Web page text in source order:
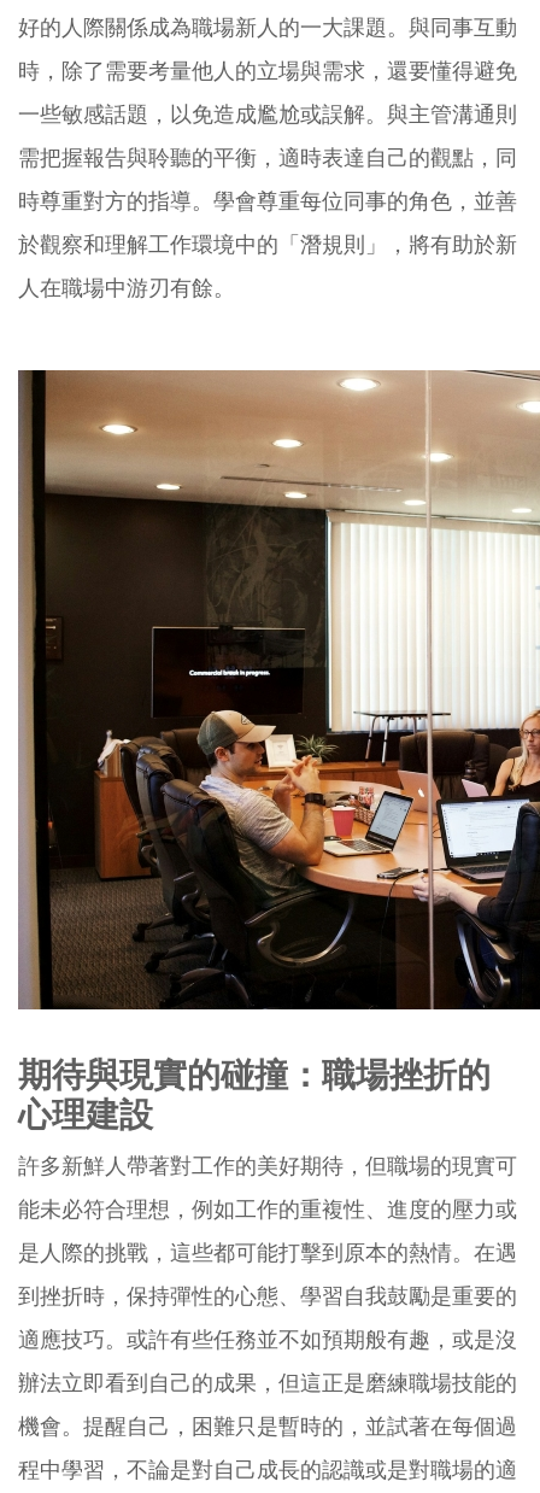
好的人際關係成為職場新人的一大課題。與同事互動
時，除了需要考量他人的立場與需求，還要懂得避免
一些敏感話題，以免造成尷尬或誤解。與主管溝通則
需把握報告與聆聽的平衡，適時表達自己的觀點，同
時尊重對方的指導。學會尊重每位同事的角色，並善
於觀察和理解工作環境中的「潛規則」，將有助於新
人在職場中游刃有餘。
期待與現實的碰撞：職場挫折的
心理建設
許多新鮮人帶著對工作的美好期待，但職場的現實可
能未必符合理想，例如工作的重複性、進度的壓力或
是人際的挑戰，這些都可能打擊到原本的熱情。在遇
到挫折時，保持彈性的心態、學習自我鼓勵是重要的
適應技巧。或許有些任務並不如預期般有趣，或是沒
辦法立即看到自己的成果，但這正是磨練職場技能的
機會。提醒自己，困難只是暫時的，並試著在每個過
程中學習，不論是對自己成長的認識或是對職場的適